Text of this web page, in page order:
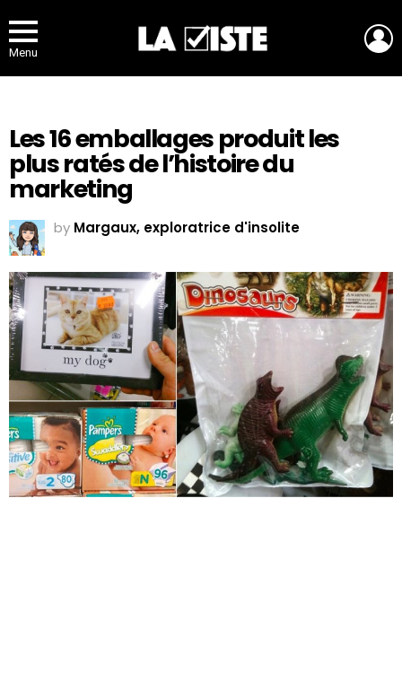
Menu
Les 16 emballages produit les
plus ratés de l’histoire du
marketing
by Margaux, exploratrice d'insolite